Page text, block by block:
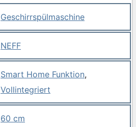
Geschirrspülmaschine
NEFF
Smart Home Funktion,
Vollintegriert
60 cm